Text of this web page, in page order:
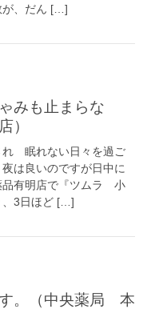
が、だん […]
眠れない日々を過ご
は良いのですが日中に
品有明店で『ツムラ 小
、3日ほど […]